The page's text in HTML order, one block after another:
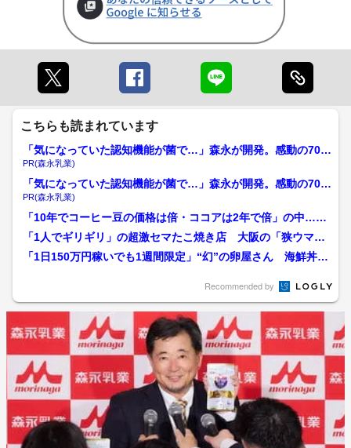
こちらも読まれています
「気になっていた認知機能が菌で…」森永が開発。感動の70代
続出
PR(森永乳業)
「気になっていた認知機能が菌で…」森永が開発。感動の70代
続出
PR(森永乳業)
「10年でコーヒー豆の価格は倍・ココアは2年で倍」の中…
「仕入れが倍でも売り値は...
「1人でギリギリ」の超激セマたこ焼き店 大阪の「狭ウマい
店」事情 家賃高騰でも負...
「1日150万円稼いでも1週間限定」“幻”の卵屋さん 海鮮丼の
Recommended by